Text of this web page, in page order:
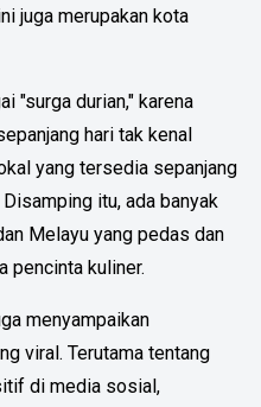
juga merupakan kota
"surga durian," karena
hari tak kenal
yang tersedia sepanjang
itu, ada banyak
Melayu yang pedas dan
pencinta kuliner.
menyampaikan
viral. Terutama tentang
di media sosial,